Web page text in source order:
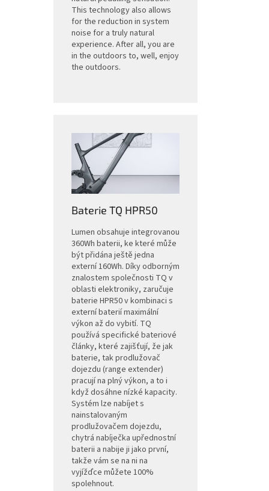
This technology also allows
for the reduction in system
noise for a truly natural
experience. After all, you are
in the outdoors to, well, enjoy
the outdoors.
Baterie TQ HPR50
Lumen obsahuje integrovanou
360Wh baterii, ke které může
být přidána ještě jedna
externí 160Wh. Díky odborným
znalostem společnosti TQ v
oblasti elektroniky, zaručuje
baterie HPR50 v kombinaci s
externí baterií maximální
výkon až do vybití. TQ
používá specifické bateriové
články, které zajišťují, že jak
baterie, tak prodlužovač
dojezdu (range extender)
pracují na plný výkon, a to i
když dosáhne nízké kapacity.
Systém lze nabíjet s
nainstalovaným
prodlužovačem dojezdu,
chytrá nabíječka upřednostní
baterii a nabije ji jako první,
takže vám se na ni na
vyjížďce můžete 100%
spolehnout.